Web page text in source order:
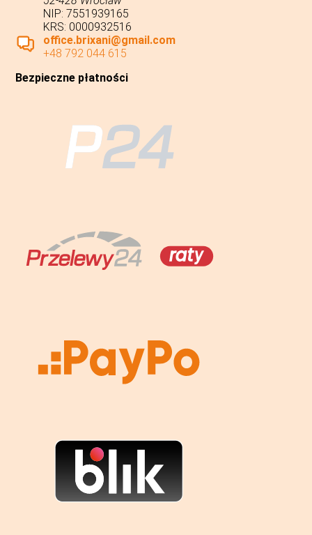
NIP: 7551939165
KRS: 0000932516
office.brixani@gmail.com
+48 792 044 615
Bezpieczne płatności